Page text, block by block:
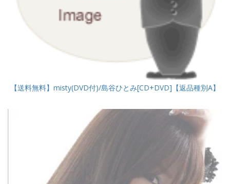
【送料無料】misty(DVD付)/島谷ひとみ[CD+DVD]【返品種別A】